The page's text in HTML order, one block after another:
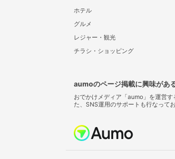
ホテル
グルメ
レジャー・観光
チラシ・ショッピング
aumoのページ掲載に興味があ
おでかけメディア「aumo」を運営
た、SNS運用のサポートも行なって